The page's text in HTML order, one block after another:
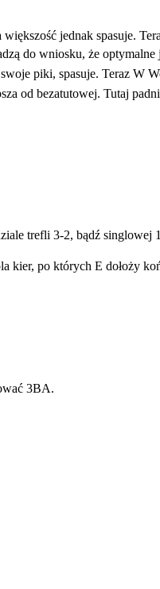
jednak spasuje.
do wniosku, że optymalne
piki, spasuje. Teraz W
od bezatutowej. Tutaj
trefli 3-2, bądź singlowej
kier, po których E dołoży
3BA.